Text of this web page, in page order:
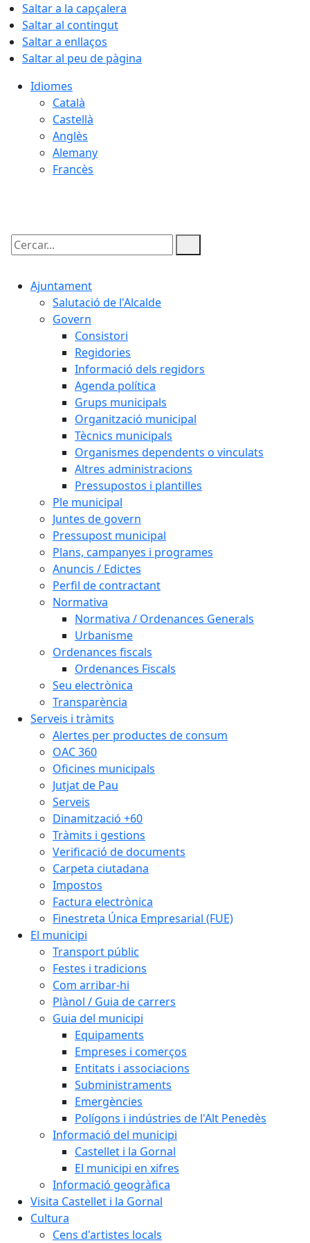
Saltar a la capçalera
Saltar al contingut
Saltar a enllaços
Saltar al peu de pàgina
Idiomes
Català
Castellà
Anglès
Alemany
Francès
Cercar:
Ajuntament
Salutació de l'Alcalde
Govern
Consistori
Regidories
Informació dels regidors
Agenda política
Grups municipals
Organització municipal
Tècnics municipals
Organismes dependents o vinculats
Altres administracions
Pressupostos i plantilles
Ple municipal
Juntes de govern
Pressupost municipal
Plans, campanyes i programes
Anuncis / Edictes
Perfil de contractant
Normativa
Normativa / Ordenances Generals
Urbanisme
Ordenances fiscals
Ordenances Fiscals
Seu electrònica
Transparència
Serveis i tràmits
Alertes per productes de consum
OAC 360
Oficines municipals
Jutjat de Pau
Serveis
Dinamització +60
Tràmits i gestions
Verificació de documents
Carpeta ciutadana
Impostos
Factura electrònica
Finestreta Única Empresarial (FUE)
El municipi
Transport públic
Festes i tradicions
Com arribar-hi
Plànol / Guia de carrers
Guia del municipi
Equipaments
Empreses i comerços
Entitats i associacions
Subministraments
Emergències
Polígons i indústries de l'Alt Penedès
Informació del municipi
Castellet i la Gornal
El municipi en xifres
Informació geogràfica
Visita Castellet i la Gornal
Cultura
Cens d'artistes locals